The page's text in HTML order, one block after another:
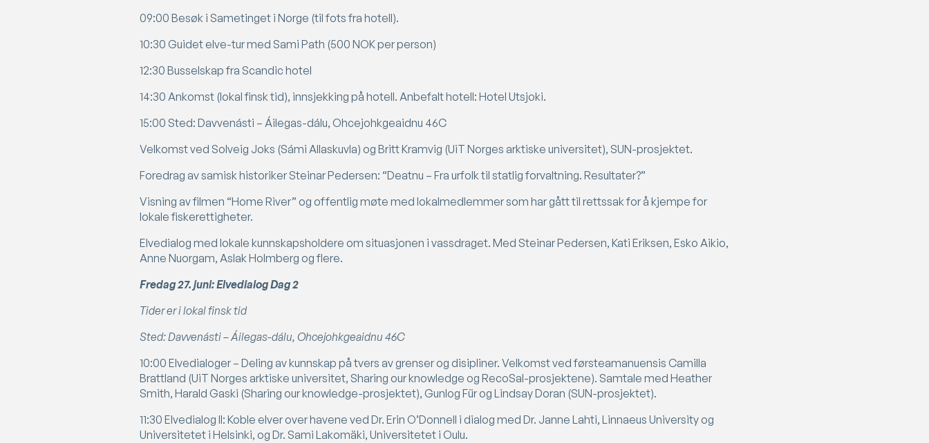
09:00 Besøk i Sametinget i Norge (til fots fra hotell).
10:30 Guidet elve-tur med Sami Path (500 NOK per person)
12:30 Busselskap fra Scandic hotel
14:30 Ankomst (lokal finsk tid), innsjekking på hotell. Anbefalt hotell: Hotel Utsjoki.
15:00 Sted: Davvenásti – Áilegas-dálu, Ohcejohkgeaidnu 46C
Velkomst ved Solveig Joks (Sámi Allaskuvla) og Britt Kramvig (UiT Norges arktiske universitet), SUN-prosjektet.
Foredrag av samisk historiker Steinar Pedersen: “Deatnu – Fra urfolk til statlig forvaltning. Resultater?”
Visning av filmen “Home River” og offentlig møte med lokalmedlemmer som har gått til rettssak for å kjempe for
lokale fiskerettigheter.
Elvedialog med lokale kunnskapsholdere om situasjonen i vassdraget. Med Steinar Pedersen, Kati Eriksen, Esko Aikio,
Anne Nuorgam, Aslak Holmberg og flere.
Fredag 27. juni: Elvedialog Dag 2
Tider er i lokal finsk tid
Sted: Davvenásti – Áilegas-dálu, Ohcejohkgeaidnu 46C
10:00 Elvedialoger – Deling av kunnskap på tvers av grenser og disipliner. Velkomst ved førsteamanuensis Camilla
Brattland (UiT Norges arktiske universitet, Sharing our knowledge og RecoSal-prosjektene). Samtale med Heather
Smith, Harald Gaski (Sharing our knowledge-prosjektet), Gunlog Für og Lindsay Doran (SUN-prosjektet).
11:30 Elvedialog II: Koble elver over havene ved Dr. Erin O’Donnell i dialog med Dr. Janne Lahti, Linnaeus University og
Universitetet i Helsinki, og Dr. Sami Lakomäki, Universitetet i Oulu.